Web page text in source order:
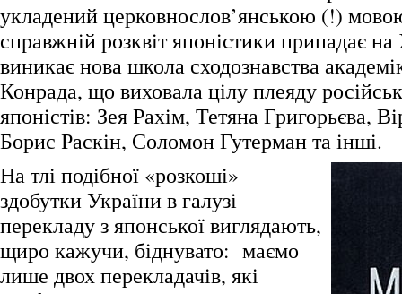
укладений церковнослов’янською (!)
справжній розквіт японістики припадає
виникає нова школа сходознавства
Конрада, що виховала цілу плеяду
японістів: Зея Рахім, Тетяна Григорьєва,
Борис Раскін, Соломон Гутерман та інші.
На тлі подібної «розкоші»
здобутки України в галузі
перекладу з японської виглядають,
щиро кажучи, біднувато: маємо
лише двох перекладачів, які